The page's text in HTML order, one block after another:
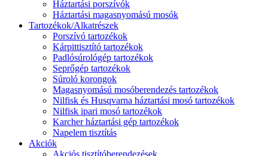
Háztartási porszívók
Háztartási magasnyomású mosók
Tartozékok/Alkatrészek
Porszívó tartozékok
Kárpittisztító tartozékok
Padlósúrológép tartozékok
Seprőgép tartozékok
Súroló korongok
Magasnyomású mosóberendezés tartozékok
Nilfisk és Husqvarna háztartási mosó tartozékok
Nilfisk ipari mosó tartozékok
Karcher háztartási gép tartozékok
Napelem tisztítás
Akciók
Akciós tisztítóberendezések